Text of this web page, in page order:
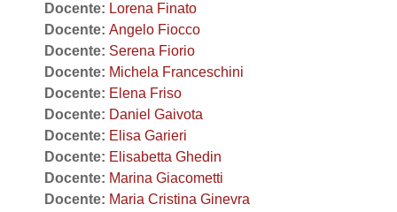
Docente: Lorena Finato
Docente: Angelo Fiocco
Docente: Serena Fiorio
Docente: Michela Franceschini
Docente: Elena Friso
Docente: Daniel Gaivota
Docente: Elisa Garieri
Docente: Elisabetta Ghedin
Docente: Marina Giacometti
Docente: Maria Cristina Ginevra